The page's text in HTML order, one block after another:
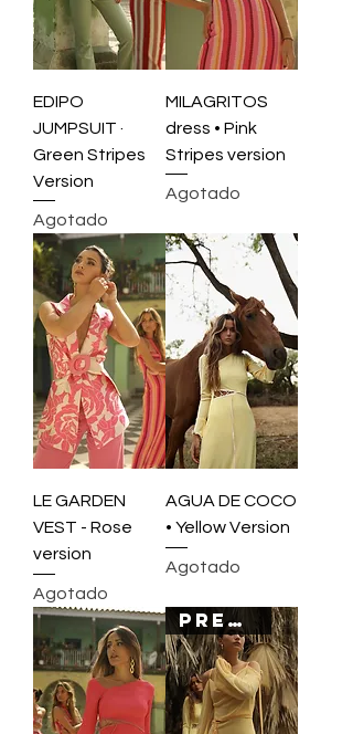
EDIPO
JUMPSUIT ·
Green Stripes
Version
Agotado
MILAGRITOS
dress • Pink
Stripes version
Agotado
LE GARDEN
VEST - Rose
version
Agotado
AGUA DE COCO
• Yellow Version
Agotado
PREORDER